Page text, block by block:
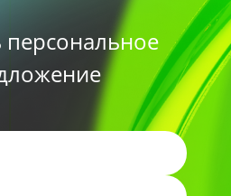
персональное